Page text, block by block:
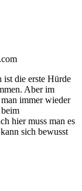
die erste Hürde
Aber im
immer wieder
hier muss man es
sich bewusst